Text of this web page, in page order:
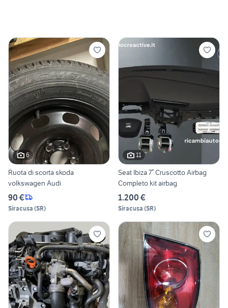
6
Ruota di scorta skoda
volkswagen Audi
90 €
Siracusa (SR)
11
Seat Ibiza 7° Cruscotto Airbag
Completo kit airbag
1.200 €
Siracusa (SR)